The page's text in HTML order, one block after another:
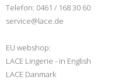
Telefon: 0461 / 168 30 60
service@lace.de
EU webshop:
LACE Lingerie - in English
LACE Danmark